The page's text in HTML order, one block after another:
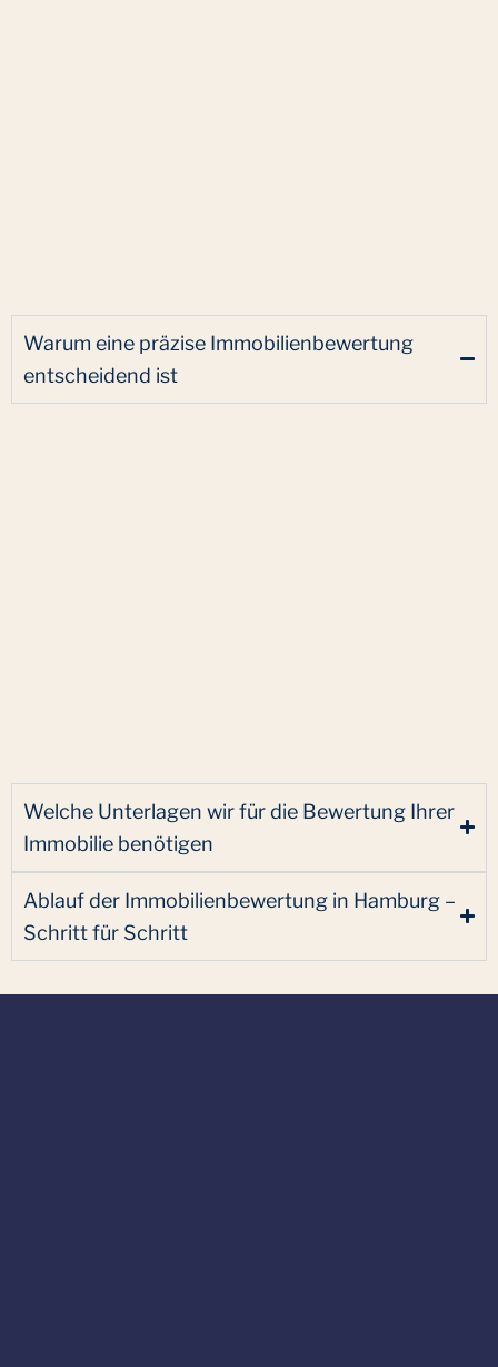
Warum eine präzise Immobilienbewertung
entscheidend ist
Welche Unterlagen wir für die Bewertung Ihrer
Immobilie benötigen
Ablauf der Immobilienbewertung in Hamburg –
Schritt für Schritt